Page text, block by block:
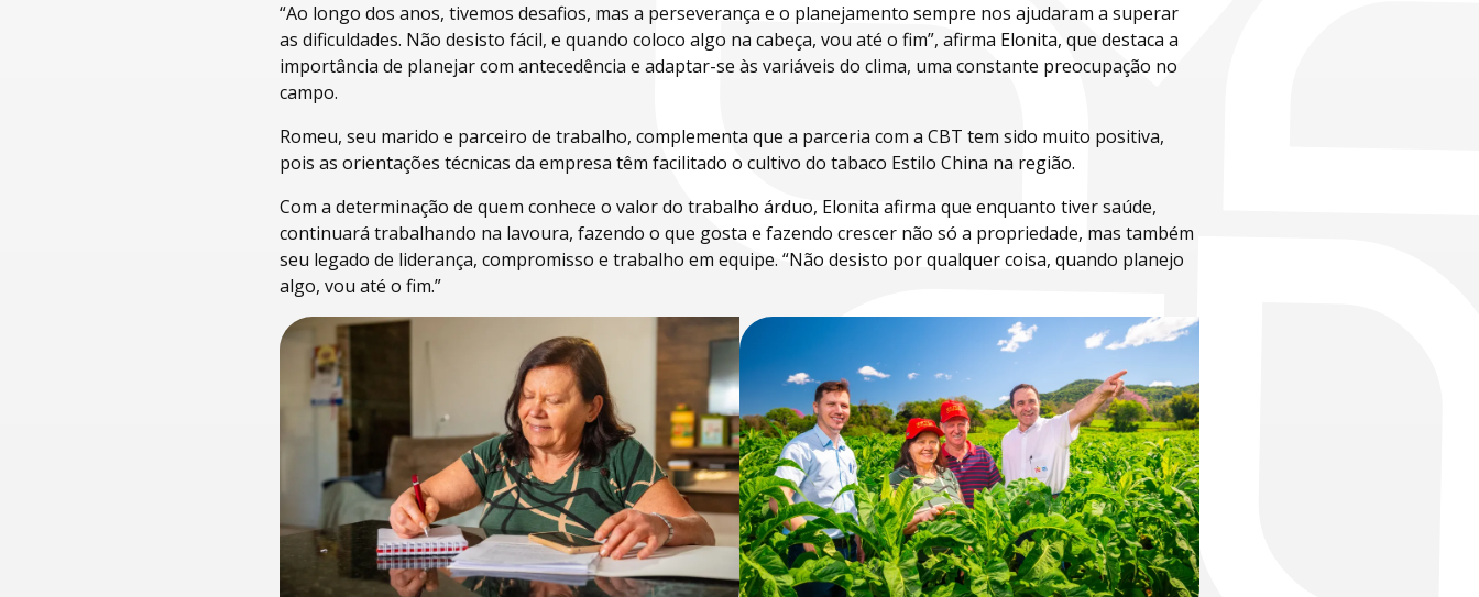
“Ao longo dos anos, tivemos desafios, mas a perseverança e o planejamento sempre nos ajudaram a superar
as dificuldades. Não desisto fácil, e quando coloco algo na cabeça, vou até o fim”, afirma Elonita, que destaca a
importância de planejar com antecedência e adaptar-se às variáveis do clima, uma constante preocupação no
campo.
Romeu, seu marido e parceiro de trabalho, complementa que a parceria com a CBT tem sido muito positiva,
pois as orientações técnicas da empresa têm facilitado o cultivo do tabaco Estilo China na região.
Com a determinação de quem conhece o valor do trabalho árduo, Elonita afirma que enquanto tiver saúde,
continuará trabalhando na lavoura, fazendo o que gosta e fazendo crescer não só a propriedade, mas também
seu legado de liderança, compromisso e trabalho em equipe. “Não desisto por qualquer coisa, quando planejo
algo, vou até o fim.”